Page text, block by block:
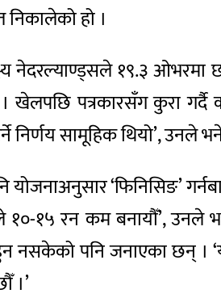
हो ।
नेदरल्याण्ड्सले १९.३ ओभरमा
खेलपछि पत्रकारसँग कुरा
सामूहिक थियो’, उनले भने,
योजनाअनुसार ‘फिनिसिङ’
१०-१५ रन कम बनायौँ’,
नसकेको पनि जनाएका छन् ।
।’